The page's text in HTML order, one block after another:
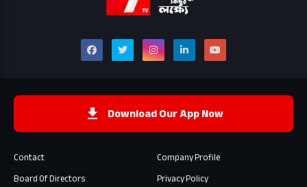
Download Our App Now
Contact
Company Profile
Board Of Directors
Privacy Policy